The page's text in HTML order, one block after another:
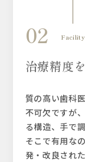
02 Facility
治療精度
質の高い歯科
不可欠ですが
る構造、手で
そこで有用な
発・改良され